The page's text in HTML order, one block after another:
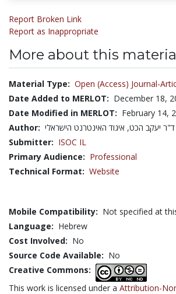
Report Broken Link
Report as Inappropriate
More about this
Material Type: Open (Access) Journal-
Date Added to MERLOT: December 18,
Date Modified in MERLOT: February 14,
Author: ד"ר יעקב הכט, איגוד האינטרנט הישראלי
Submitter: ISOC IL
Primary Audience: Professional
Technical Format: Website
Mobile Compatibility: Not specified at
Language: Hebrew
Cost Involved: No
Source Code Available: No
Creative Commons:
This work is licensed under a Attribution-